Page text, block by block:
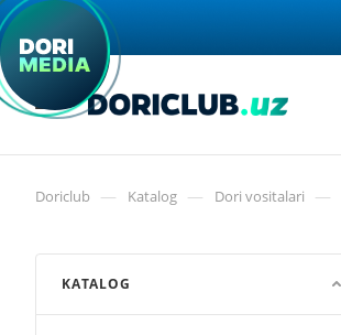
Doriclub — Katalog — Dori vositalari —
KATALOG